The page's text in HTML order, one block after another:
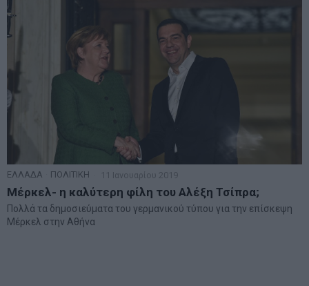
ΕΛΛΑΔΑ ΠΟΛΙΤΙΚΗ 11 Ιανουαρίου 2019
Μέρκελ- η καλύτερη φίλη του Αλέξη Τσίπρα;
Πολλά τα δημοσιεύματα του γερμανικού τύπου για την επίσκεψη
Μέρκελ στην Αθήνα